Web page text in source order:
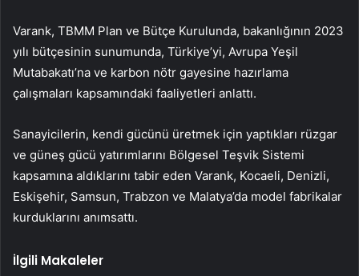
Varank, TBMM Plan ve Bütçe Kurulunda, bakanlığının 2023
yılı bütçesinin sunumunda, Türkiye’yi, Avrupa Yeşil
Mutabakatı’na ve karbon nötr gayesine hazırlama
çalışmaları kapsamındaki faaliyetleri anlattı.
Sanayicilerin, kendi gücünü üretmek için yaptıkları rüzgar
ve güneş gücü yatırımlarını Bölgesel Teşvik Sistemi
kapsamına aldıklarını tabir eden Varank, Kocaeli, Denizli,
Eskişehir, Samsun, Trabzon ve Malatya’da model fabrikalar
kurduklarını anımsattı.
İlgili Makaleler